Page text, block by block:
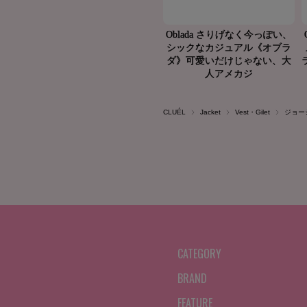
CLUÉL Jacket Vest・Gilet ジョー
CATEGORY
BRAND
FEATURE